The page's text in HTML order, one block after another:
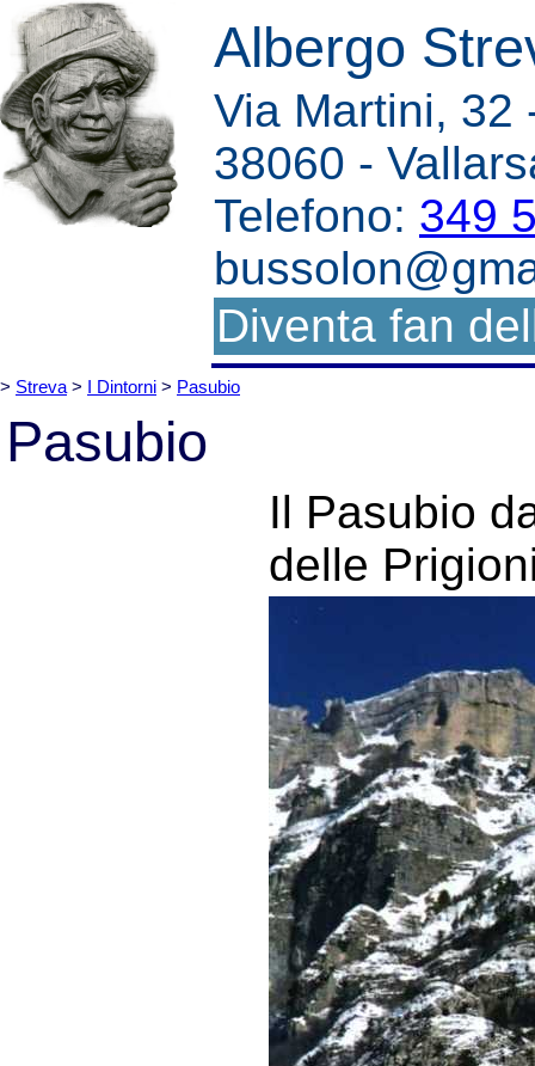
Albergo
Via Martini, 32
38060 -
Telefono: 349
Diventa fan
> Streva > I Dintorni > Pasubio
Pasubio
Il Pasubio
delle